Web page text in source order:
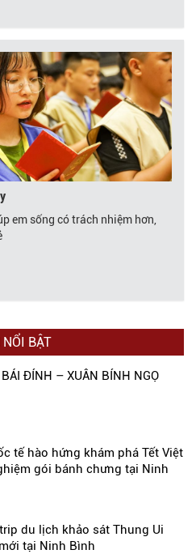
em sống có trách nhiệm hơn,
BẬT
BÁI ĐÍNH – XUÂN BÍNH NGỌ
tế hào hứng khám phá Tết Việt
gói bánh chưng tại Ninh
du lịch khảo sát Thung Ui
tại Ninh Bình